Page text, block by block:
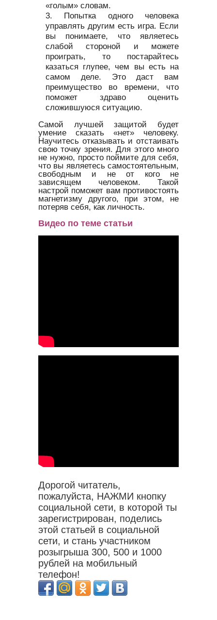
«голым» словам.
Попытка одного человека
управлять другим есть игра. Если
вы понимаете, что являетесь
слабой стороной и можете
проиграть, то постарайтесь
казаться глупее, чем вы есть на
самом деле. Это даст вам
преимущество во времени, что
поможет здраво оценить
сложившуюся ситуацию.
Самой лучшей защитой будет
умение сказать «нет» человеку.
Научитесь отказывать и отстаивать
свою точку зрения. Для этого много
не нужно, просто поймите для себя,
что вы являетесь самостоятельным,
свободным и не от кого не
зависящем человеком. Такой
настрой поможет вам противостоять
магнетизму другого, при этом, не
потеряв себя, как личность.
Видео по теме статьи
Дорогой читатель,
пожалуйста, НАЖМИ кнопку
социальной сети, в которой ты
зарегистрирован, поделись
этой статьей в социальной
сети, и стань участником
розыгрыша 300, 500 и 1000
рублей на мобильный
телефон!